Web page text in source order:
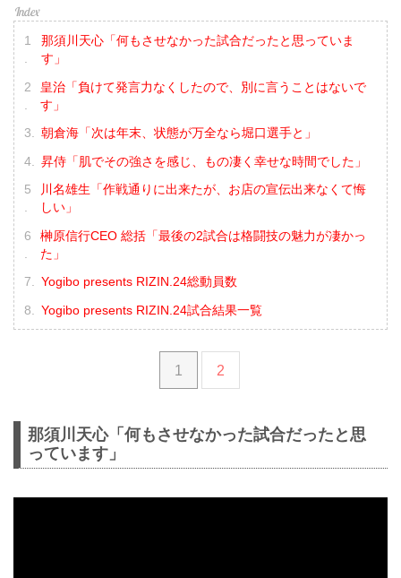
那須川天心「何もさせなかった試合だったと思っていま
す」
皇治「負けて発言力なくしたので、別に言うことはないで
す」
朝倉海「次は年末、状態が万全なら堀口選手と」
昇侍「肌でその強さを感じ、もの凄く幸せな時間でした」
川名雄生「作戦通りに出来たが、お店の宣伝出来なくて悔
しい」
榊原信行CEO 総括「最後の2試合は格闘技の魅力が凄かっ
た」
Yogibo presents RIZIN.24総動員数
Yogibo presents RIZIN.24試合結果一覧
1 2
那須川天心「何もさせなかった試合だったと思
っています」